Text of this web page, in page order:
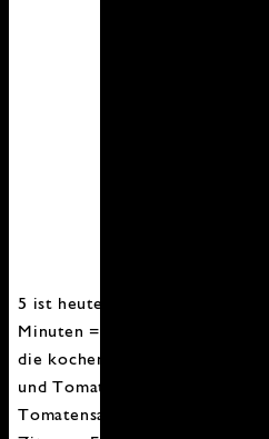
5 ist heute meine
Minuten = Essen fertig! Die
die kochen ja von alleine. Für
und Tomaten braucht man
Tomatensaft oder stückige